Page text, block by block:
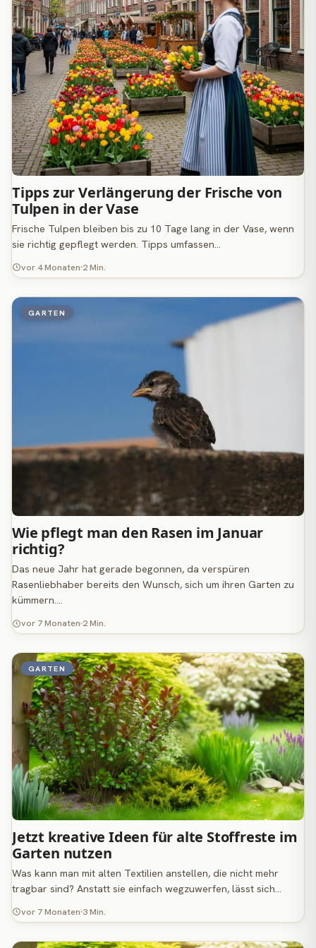
Tipps zur Verlängerung der Frische von
Tulpen in der Vase
Frische Tulpen bleiben bis zu 10 Tage lang in der Vase, wenn
sie richtig gepflegt werden. Tipps umfassen…
vor 4 Monaten 2 Min.
GARTEN
Wie pflegt man den Rasen im Januar
richtig?
Das neue Jahr hat gerade begonnen, da verspüren
Rasenliebhaber bereits den Wunsch, sich um ihren Garten zu
kümmern.…
vor 7 Monaten 2 Min.
GARTEN
Jetzt kreative Ideen für alte Stoffreste im
Garten nutzen
Was kann man mit alten Textilien anstellen, die nicht mehr
tragbar sind? Anstatt sie einfach wegzuwerfen, lässt sich…
vor 7 Monaten 3 Min.